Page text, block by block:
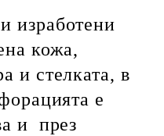
изработени
кожа,
и стелката, в
е
и през